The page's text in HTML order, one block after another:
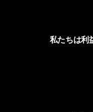
私たちは利